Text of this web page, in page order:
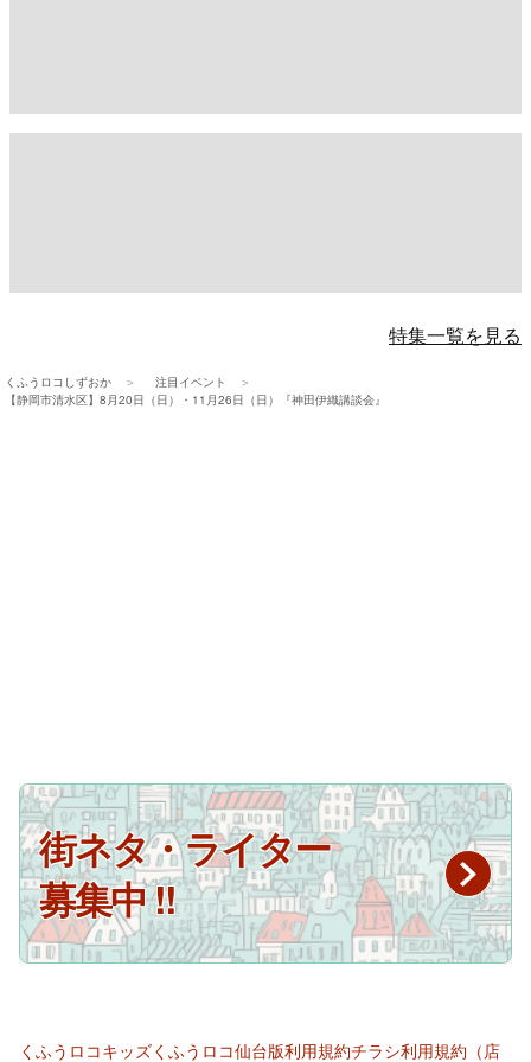
特集一覧を見る
くふうロコしずおか
注目イベント
【静岡市清水区】8月20日（日）・11月26日（日）『神田伊織講談会』
街ネタ・ライター
募集中 !!
くふうロコキッズくふうロコ仙台版利用規約チラシ利用規約（店